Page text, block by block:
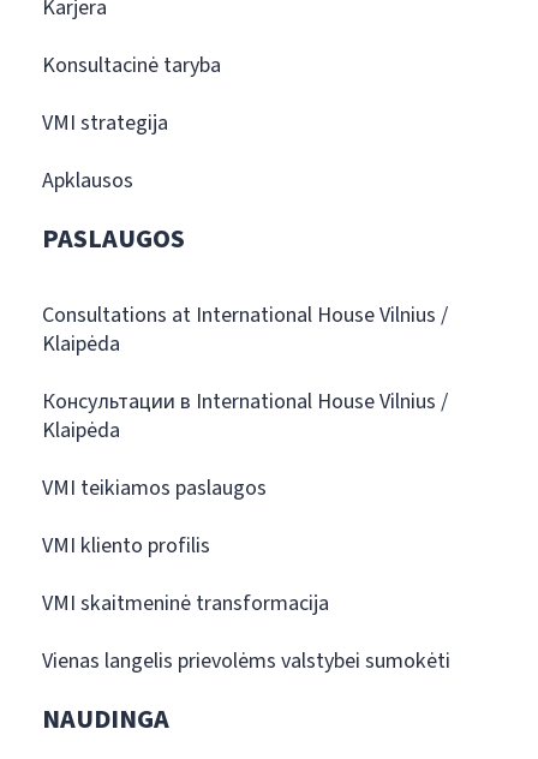
Karjera
Konsultacinė taryba
VMI strategija
Apklausos
PASLAUGOS
Consultations at International House Vilnius /
Klaipėda
Консультации в International House Vilnius /
Klaipėda
VMI teikiamos paslaugos
VMI kliento profilis
VMI skaitmeninė transformacija
Vienas langelis prievolėms valstybei sumokėti
NAUDINGA